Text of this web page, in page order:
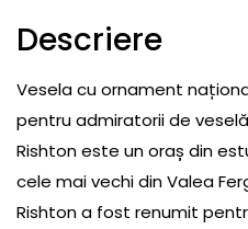
Descriere
Vesela cu ornament
pentru admiratorii de
Rishton este un oraș din
cele mai vechi din Valea
Rishton a fost renumit